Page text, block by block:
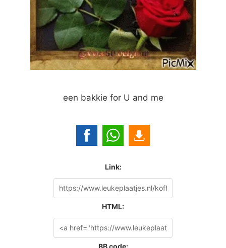
een bakkie for U and me
Link:
HTML:
BB code: